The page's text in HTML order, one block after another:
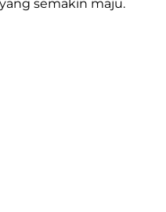
semakin maju.